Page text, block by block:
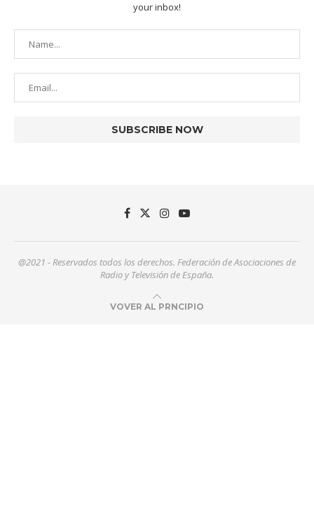
your inbox!
@2021 - Reservados todos los derechos. Federación de Asociaciones de
Radio y Televisión de España.
VOVER AL PRNCIPIO